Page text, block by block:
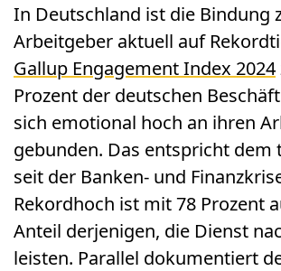
In Deutschland ist die Bindung
Arbeitgeber aktuell auf
Gallup Engagement Index 2024
Prozent der deutschen
sich emotional hoch an ihren
gebunden. Das entspricht dem
seit der Banken- und
Rekordhoch ist mit 78 Prozent
Anteil derjenigen, die Dienst
leisten. Parallel dokumentiert